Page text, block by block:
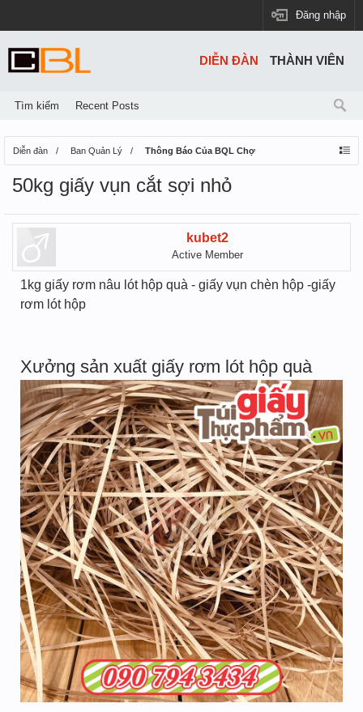
Đăng nhập
Diễn đàn Ban Quản Lý Thông Báo Của BQL Chợ
50kg giấy vụn cắt sợi nhỏ
kubet2
Active Member
1kg giấy rơm nâu lót hộp quà - giấy vụn chèn hộp -giấy
rơm lót hộp
Xưởng sản xuất giấy rơm lót hộp quà
DIỄN ĐÀN
Tìm kiếm Recent Posts
THÀNH VIÊN